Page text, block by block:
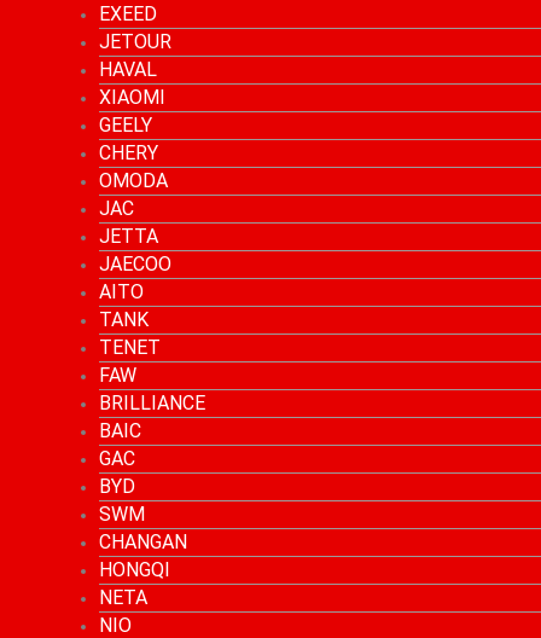
EXEED
JETOUR
HAVAL
XIAOMI
GEELY
CHERY
OMODA
JAC
JETTA
JAECOO
AITO
TANK
TENET
FAW
BRILLIANCE
BAIC
GAC
BYD
SWM
CHANGAN
HONGQI
NETA
NIO